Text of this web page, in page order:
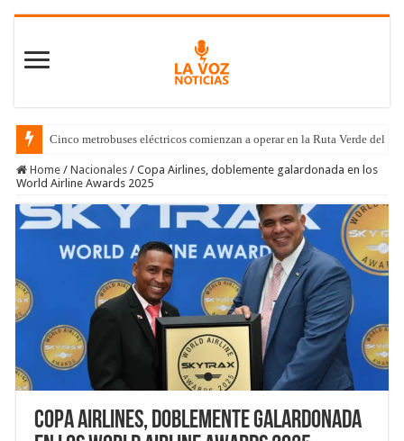
Cinco metrobuses eléctricos comienzan a operar en la Ruta Verde del
Home / Nacionales / Copa Airlines, doblemente galardonada en los
World Airline Awards 2025
Copa Airlines, doblemente galardonada